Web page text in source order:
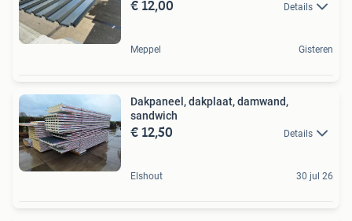
€ 12,00 Details
Meppel Gisteren
Dakpaneel, dakplaat, damwand,
sandwich
€ 12,50 Details
Elshout 30 jul 26